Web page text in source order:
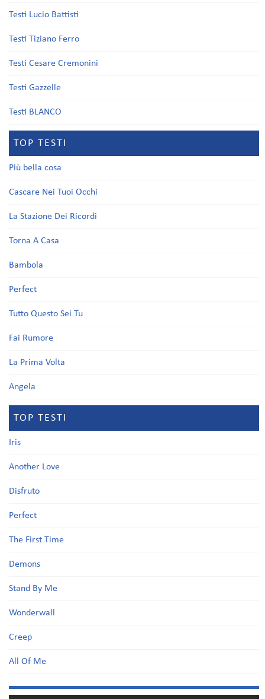
Testi Lucio Battisti
Testi Tiziano Ferro
Testi Cesare Cremonini
Testi Gazzelle
Testi BLANCO
TOP TESTI
Più bella cosa
Cascare Nei Tuoi Occhi
La Stazione Dei Ricordi
Torna A Casa
Bambola
Perfect
Tutto Questo Sei Tu
Fai Rumore
La Prima Volta
Angela
TOP TESTI
Iris
Another Love
Disfruto
Perfect
The First Time
Demons
Stand By Me
Wonderwall
Creep
All Of Me